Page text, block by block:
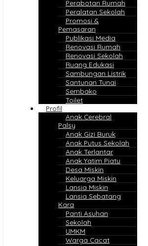
Perabotan Rumah
Peralatan Sekolah
Promosi &
Pemasaran
Publikasi Media
Renovasi Rumah
Renovasi Sekolah
Ruang Edukasi
Sambungan Listrik
Santunan Tunai
Sembako
Toilet
Profil
Anak Cerebral
Palsy
Anak Gizi Buruk
Anak Putus Sekolah
Anak Terlantar
Anak Yatim Piatu
Desa Miskin
Keluarga Miskin
Lansia Miskin
Lansia Sebatang
Kara
Panti Asuhan
Sekolah
UMKM
Warga Cacat